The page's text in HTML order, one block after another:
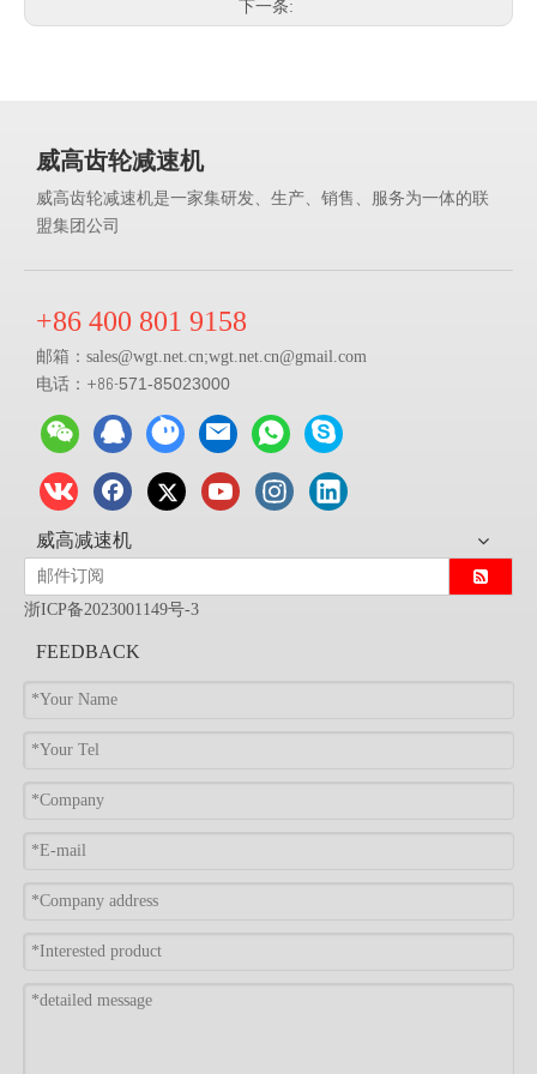
下一条:
威高齿轮减速机
威高齿轮减速机是一家集研发、生产、销售、服务为一体的联
盟集团公司
+86 400 801 9158
邮箱： sales@wgt.net.cn;wgt.net.cn@gmail.com
电话：+86-571-85023000
威高减速机
浙ICP备2023001149号-3
FEEDBACK